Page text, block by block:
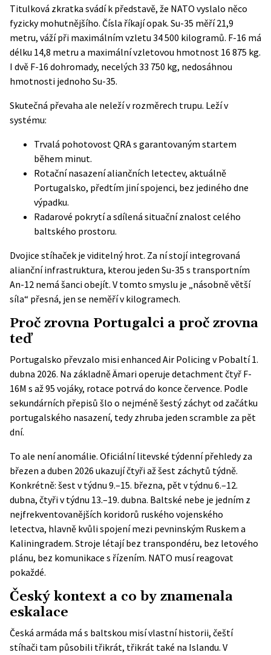
Titulková zkratka svádí k představě, že NATO vyslalo něco
fyzicky mohutnějšího. Čísla říkají opak. Su-35 měří 21,9
metru, váží při maximálním vzletu 34 500 kilogramů. F-16 má
délku 14,8 metru a maximální vzletovou hmotnost 16 875 kg.
I dvě F-16 dohromady, necelých 33 750 kg, nedosáhnou
hmotnosti jednoho Su-35.
Skutečná převaha ale neleží v rozměrech trupu. Leží v
systému:
Trvalá pohotovost QRA s garantovaným startem
během minut.
Rotační nasazení aliančních letectev, aktuálně
Portugalsko, předtím jiní spojenci, bez jediného dne
výpadku.
Radarové pokrytí a sdílená situační znalost celého
baltského prostoru.
Dvojice stíhaček je viditelný hrot. Za ní stojí integrovaná
alianční infrastruktura, kterou jeden Su-35 s transportním
An-12 nemá šanci obejít. V tomto smyslu je „násobně větší
síla“ přesná, jen se neměří v kilogramech.
Proč zrovna Portugalci a proč zrovna
teď
Portugalsko převzalo misi enhanced Air Policing v Pobaltí 1.
dubna 2026. Na základně Ämari operuje detachment čtyř F-
16M s až 95 vojáky, rotace potrvá do konce července. Podle
sekundárních přepisů šlo o nejméně šestý záchyt od začátku
portugalského nasazení, tedy zhruba jeden scramble za pět
dní.
To ale není anomálie. Oficiální litevské týdenní přehledy za
březen a duben 2026 ukazují čtyři až šest záchytů týdně.
Konkrétně: šest v týdnu 9.–15. března, pět v týdnu 6.–12.
dubna, čtyři v týdnu 13.–19. dubna. Baltské nebe je jedním z
nejfrekventovanějších koridorů ruského vojenského
letectva, hlavně kvůli spojení mezi pevninským Ruskem a
Kaliningradem. Stroje létají bez transpondéru, bez letového
plánu, bez komunikace s řízením. NATO musí reagovat
pokaždé.
Český kontext a co by znamenala
eskalace
Česká armáda má s baltskou misí vlastní historii, čeští
stíhači tam působili třikrát, třikrát také na Islandu. V